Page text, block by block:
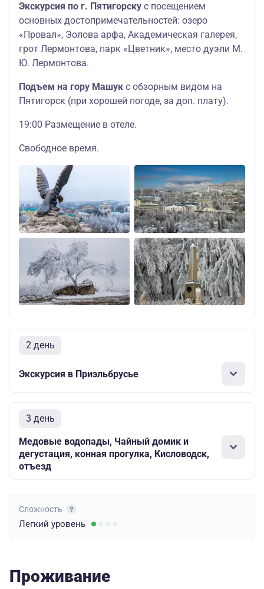
Экскурсия по г. Пятигорску с посещением
основных достопримечательностей: озеро
«Провал», Эолова арфа, Академическая галерея,
грот Лермонтова, парк «Цветник», место дуэли М.
Ю. Лермонтова.
Подъем на гору Машук с обзорным видом на
Пятигорск (при хорошей погоде, за доп. плату).
19:00 Размещение в отеле.
Свободное время.
2 день
Экскурсия в Приэльбрусье
3 день
Медовые водопады, Чайный домик и
дегустация, конная прогулка, Кисловодск,
отъезд
Сложность
Легкий уровень
Проживание